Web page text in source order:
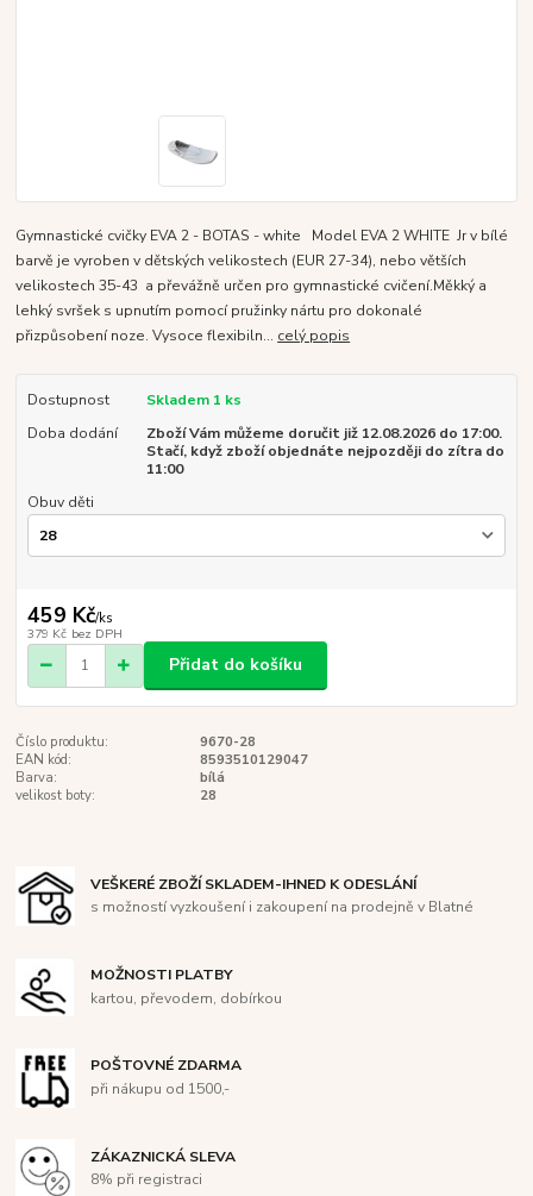
Gymnastické cvičky EVA 2 - BOTAS - white Model EVA 2 WHITE Jr v bílé
barvě je vyroben v dětských velikostech (EUR 27-34), nebo větších
velikostech 35-43 a převážně určen pro gymnastické cvičení.Měkký a
lehký svršek s upnutím pomocí pružinky nártu pro dokonalé
přizpůsobení noze. Vysoce flexibiln... celý popis
Dostupnost
Skladem 1 ks
Doba dodání
Zboží Vám můžeme doručit již 12.08.2026 do 17:00.
Stačí, když zboží objednáte nejpozději do zítra do
11:00
Obuv děti
459 Kč/ks
379 Kč bez DPH
Přidat do košíku
Číslo produktu:
9670-28
EAN kód:
8593510129047
Barva:
bílá
velikost boty:
28
VEŠKERÉ ZBOŽÍ SKLADEM-IHNED K ODESLÁNÍ
s možností vyzkoušení i zakoupení na prodejně v Blatné
MOŽNOSTI PLATBY
kartou, převodem, dobírkou
POŠTOVNÉ ZDARMA
při nákupu od 1500,-
ZÁKAZNICKÁ SLEVA
8% při registraci